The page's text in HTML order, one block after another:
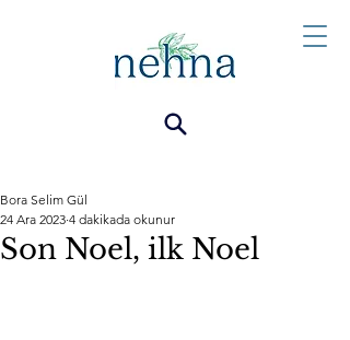
Son Noel, ilk Noel
Bora Selim Gül
24 Ara 2023 4 dakikada okunur